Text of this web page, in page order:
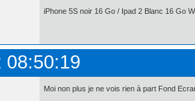
iPhone 5S noir 16 Go / Ipad 2 Blanc 16 Go
08:50:19
Moi non plus je ne vois rien à part Fond